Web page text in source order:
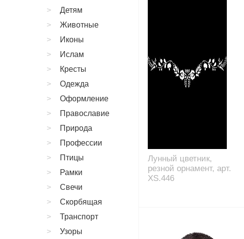
Лунный цветник,
резной орнамент, арт.
XS.446
Детям
Животные
Иконы
Ислам
Кресты
Одежда
Оформление
Православие
Природа
Профессии
Птицы
Рамки
Свечи
Скорбящая
Транспорт
Узоры